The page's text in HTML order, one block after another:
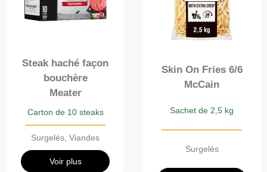
Steak haché façon
bouchère
Meater
Carton de 10 steaks
Surgelés, Viandes
Voir plus
Skin On Fries 6/6
McCain
Sachet de 2,5 kg
Surgelés